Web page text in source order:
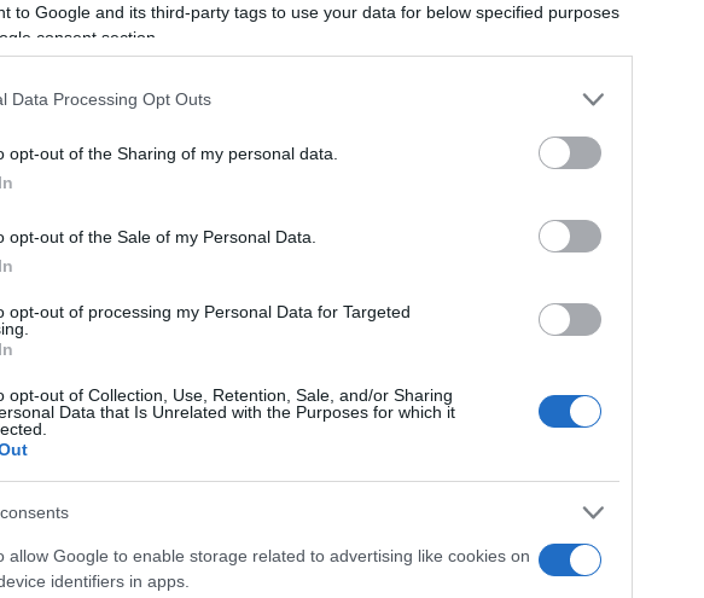
to Google and its third-party tags to use your data for below specified purposes
consent section.
Data Processing Opt Outs
opt-out of the Sharing of my personal data.
opt-out of the Sale of my Personal Data.
opt-out of processing my Personal Data for Targeted
opt-out of Collection, Use, Retention, Sale, and/or Sharing
Data that Is Unrelated with the Purposes for which it
allow Google to enable storage related to advertising like cookies on
identifiers in apps.
di grande luminosità grazie a una vasta
a ogni stile. Che si tratti di anelli, collane,
per esaltare la bellezza di chi lo indossa. I
simboli di affetto e continuità, capaci di
giallo e rosa, simboli di calore e luminosità,